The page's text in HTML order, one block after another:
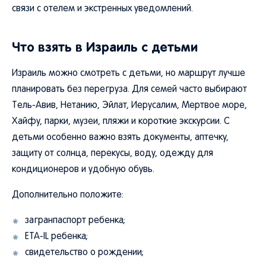
связи с отелем и экстренных уведомлений.
Что взять в Израиль с детьми
Израиль можно смотреть с детьми, но маршрут лучше
планировать без перегруза. Для семей часто выбирают
Тель-Авив, Нетанию, Эйлат, Иерусалим, Мертвое море,
Хайфу, парки, музеи, пляжи и короткие экскурсии. С
детьми особенно важно взять документы, аптечку,
защиту от солнца, перекусы, воду, одежду для
кондиционеров и удобную обувь.
Дополнительно положите:
загранпаспорт ребенка;
ETA-IL ребенка;
свидетельство о рождении;